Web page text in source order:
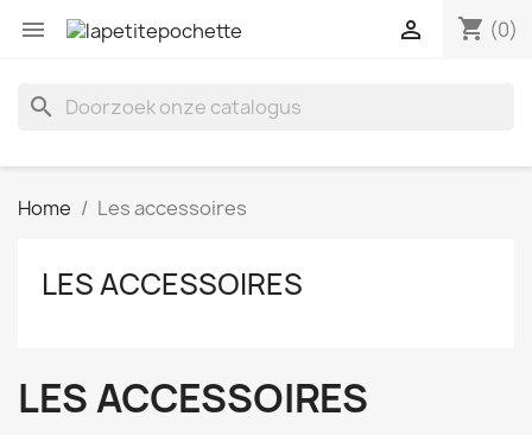
 shopping_cart (0)

search
Home Les accessoires
LES ACCESSOIRES
LES ACCESSOIRES